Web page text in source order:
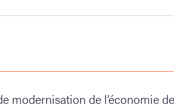
modernisation de l’économie